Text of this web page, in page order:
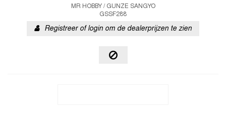
MR HOBBY / GUNZE SANGYO
GSSF288
Registreer of login om de dealerprijzen te zien